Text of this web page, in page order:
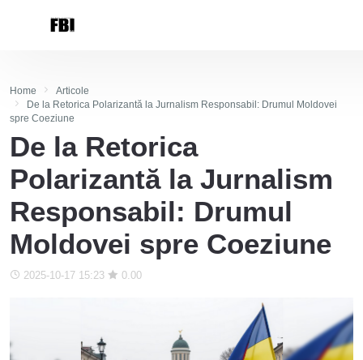
Home
Articole
De la Retorica Polarizantă la Jurnalism Responsabil: Drumul Moldovei
spre Coeziune
De la Retorica
Polarizantă la Jurnalism
Responsabil: Drumul
Moldovei spre Coeziune
2025-10-17 15:23 0.00